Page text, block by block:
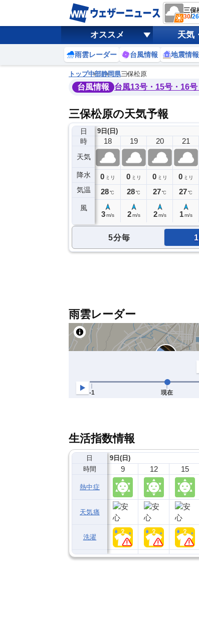
三保
30/26
オススメ 天気
雨雲レーダー 台風情報 地震情報
トップ中部静岡県三保松原
台風情報 台風13号・15号・16
三保松原の天気予報
日
時
天気
降水
気温
風
9日(日)
17
0ミリ
29℃
18
0 ミリ
28℃
3 m/s
19
0 ミリ
28℃
2 m/s
20
0 ミリ
27℃
2 m/s
21
0 ミリ
27℃
1 m/s
5分毎
雨雲レーダー
生活指数情報
日
時間
熱中症
天気痛
洗濯
9日(日)
9 12 15